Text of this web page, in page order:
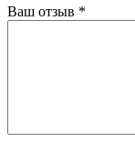
Ваш отзыв *